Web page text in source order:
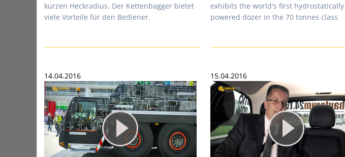
kurzen Heckradius. Der Kettenbagger bietet
viele Vorteile für den Bediener.
exhibits the world's first hydrostatically
powered dozer in the 70 tonnes class
14.04.2016 15.04.2016